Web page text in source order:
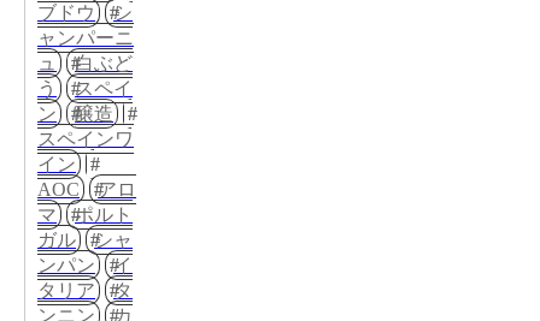
ブドウ
シ
ャンパーニ
ュ
白ぶど
う
スペイ
ン
醸造
スペインワ
イン
AOC
アロ
マ
ポルト
ガル
シャ
ンパン
イ
タリア
タ
ンニン
カ